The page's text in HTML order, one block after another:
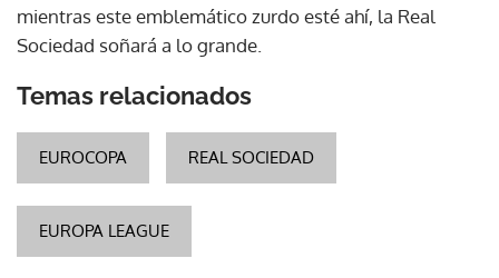
mientras este emblemático zurdo esté ahí, la Real
Sociedad soñará a lo grande.
Temas relacionados
EUROCOPA REAL SOCIEDAD
EUROPA LEAGUE